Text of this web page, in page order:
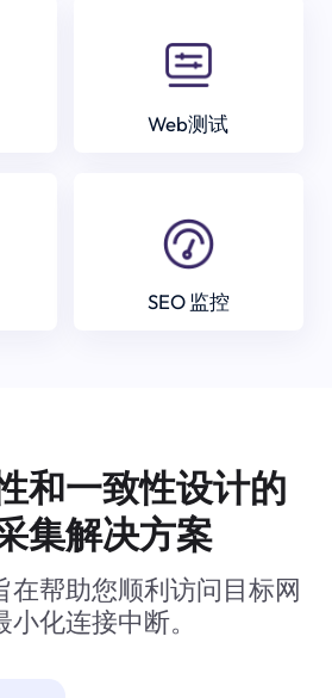
Web测试
SEO 监控
和一致性设计的
集解决方案
在帮助您顺利访问目标网
小化连接中断。